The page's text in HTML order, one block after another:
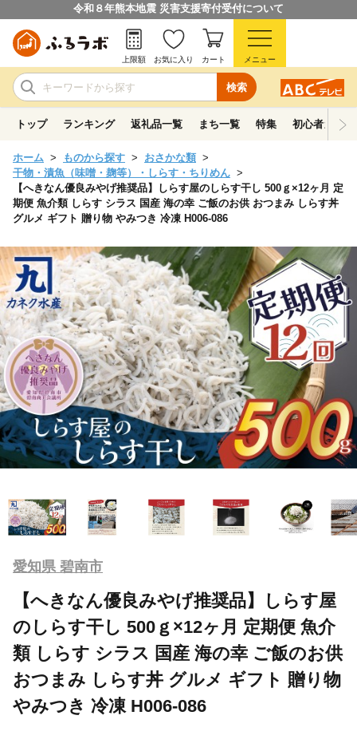
令和８年熊本地震 災害支援寄付受付について
検索
上限額 お気に入り カート メニュー
トップ ランキング 返礼品一覧 まち一覧 特集 初心者ガイド
ホーム ものから探す
おさかな類
干物・漬魚（味噌・麹等）・しらす・ちりめん
【へきなん優良みやげ推奨品】しらす屋のしらす干し 500ｇ×12ヶ月 定
期便 魚介類 しらす シラス 国産 海の幸 ご飯のお供 おつまみ しらす丼
グルメ ギフト 贈り物 やみつき 冷凍 H006-086
愛知県 碧南市
【へきなん優良みやげ推奨品】しらす屋
のしらす干し 500ｇ×12ヶ月 定期便 魚介
類 しらす シラス 国産 海の幸 ご飯のお供
おつまみ しらす丼 グルメ ギフト 贈り物
やみつき 冷凍 H006-086